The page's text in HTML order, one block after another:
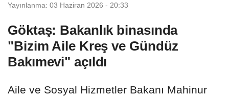
Yayınlanma: 03 Haziran 2026 - 20:33
Göktaş: Bakanlık binasında
"Bizim Aile Kreş ve Gündüz
Bakımevi" açıldı
Aile ve Sosyal Hizmetler Bakanı Mahinur